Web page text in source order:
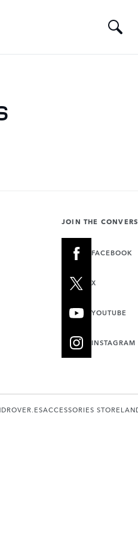
JOIN THE
FACEBOOK
X
YOUTUBE
INSTAGRAM
ACCESSORIES STORE